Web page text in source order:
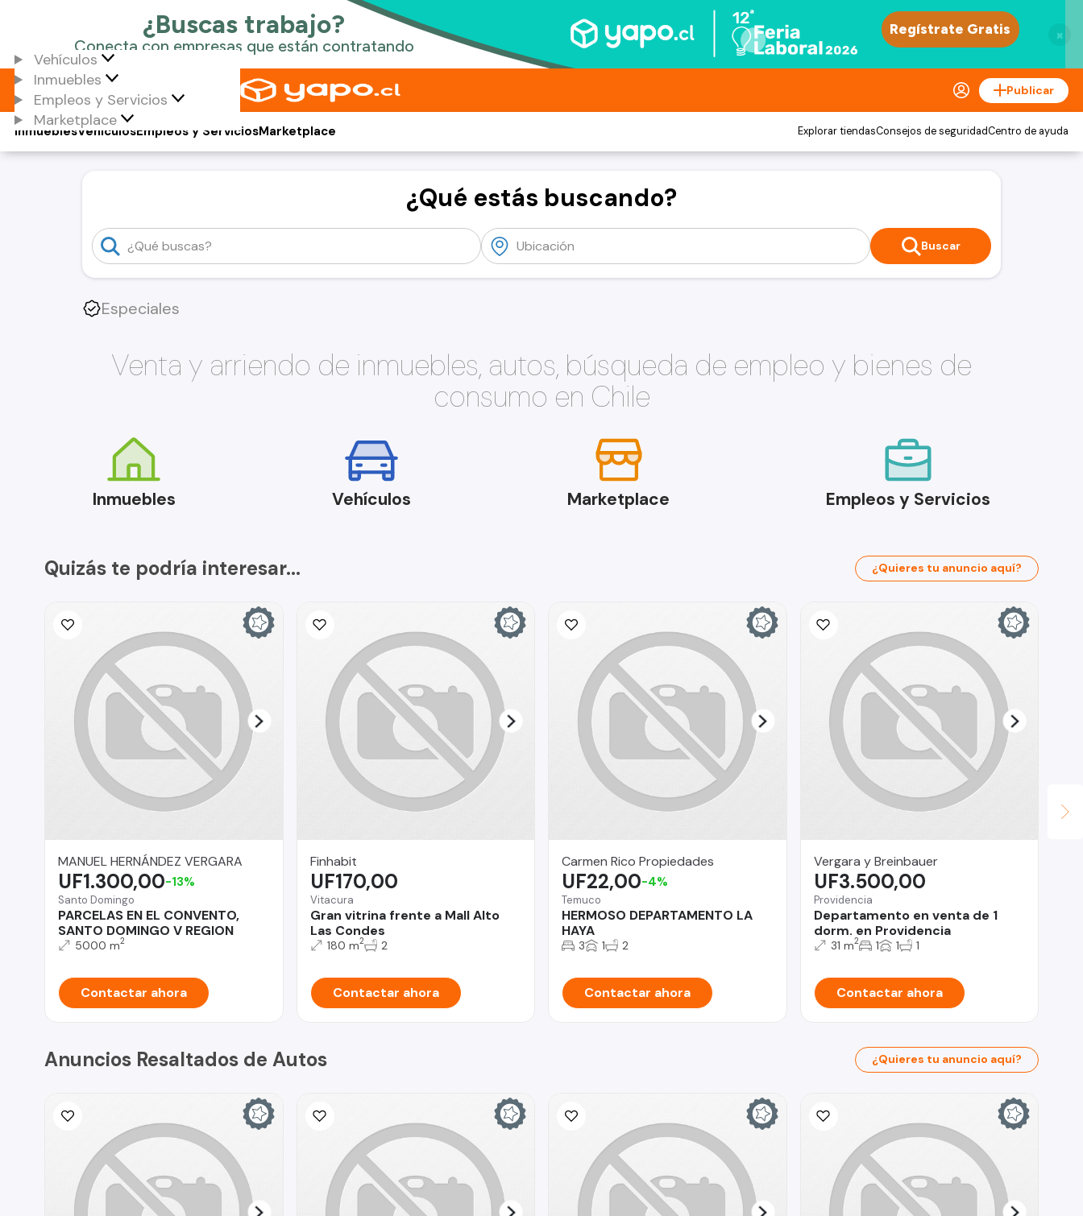
×
Vehículos
Inmuebles
Empleos y Servicios
Marketplace
Publicar
Vehículos
Inmuebles Empleos y ServiciosMarketplace Explorar tiendasConsejos de seguridadCentro de ayuda
¿Qué estás buscando?
Buscar
Especiales
Venta y arriendo de inmuebles, autos, búsqueda de empleo y bienes de
consumo en Chile
Inmuebles Vehículos Marketplace Empleos y Servicios
Quizás te podría interesar... ¿Quieres tu anuncio aquí?
MANUEL HERNÁNDEZ VERGARA
Santo Domingo
PARCELAS EN EL CONVENTO,
SANTO DOMINGO V REGION
UF1.300,00-13%
5000 m2
Contactar ahora
Finhabit
Vitacura
Gran vitrina frente a Mall Alto
Las Condes
UF170,00
180 m2 2
Contactar ahora
Carmen Rico Propiedades
Temuco
HERMOSO DEPARTAMENTO LA
HAYA
UF22,00-4%
3 1 2
Contactar ahora
Vergara y Breinbauer
Providencia
Departamento en venta de 1
dorm. en Providencia
UF3.500,00
31 m2 1 1 1
Contactar ahora
Anuncios Resaltados de Autos ¿Quieres tu anuncio aquí?